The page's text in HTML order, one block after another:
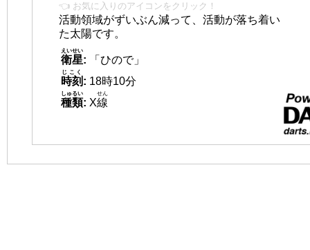
👈 お気に入りのアイコンをクリック！
活動領域がずいぶん減って、活動が落ち着い
た太陽です。
衛星
えいせい
:
「ひので」
時刻
じこく
: 18時10分
種類
しゅるい
: X線
せん